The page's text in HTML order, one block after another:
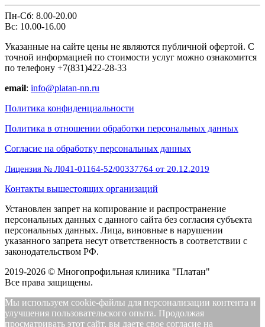
Пн-Сб: 8.00-20.00
Вс: 10.00-16.00
Указанные на сайте цены не являются публичной офертой. С
точной информацией по стоимости услуг можно ознакомится
по телефону +7(831)422-28-33
email: info@platan-nn.ru
Политика конфиденциальности
Политика в отношении обработки персональных данных
Cогласие на обработку персональных данных
Лицензия № Л041-01164-52/00337764 от 20.12.2019
Контакты вышестоящих организаций
Установлен запрет на копирование и распространение
персональных данных с данного сайта без согласия субъекта
персональных данных. Лица, виновные в нарушении
указанного запрета несут ответственность в соответствии с
законодательством РФ.
2019-2026 © Многопрофильная клиника "Платан"
Все права защищены.
Мы используем cookie-файлы для персонализации контента и
улучшения пользовательского опыта. Продолжая
просматривать этот сайт, вы даете свое согласие на